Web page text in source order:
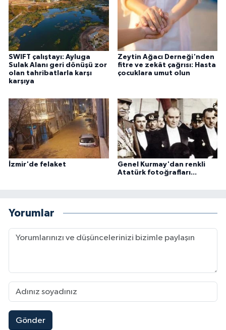
SWIFT çalıştayı: Ayluga
Sulak Alanı geri dönüşü zor
olan tahribatlarla karşı
karşıya
Zeytin Ağacı Derneği'nden
fitre ve zekât çağrısı: Hasta
çocuklara umut olun
İzmir'de felaket
Genel Kurmay'dan renkli
Atatürk fotoğrafları...
Yorumlar
Gönder